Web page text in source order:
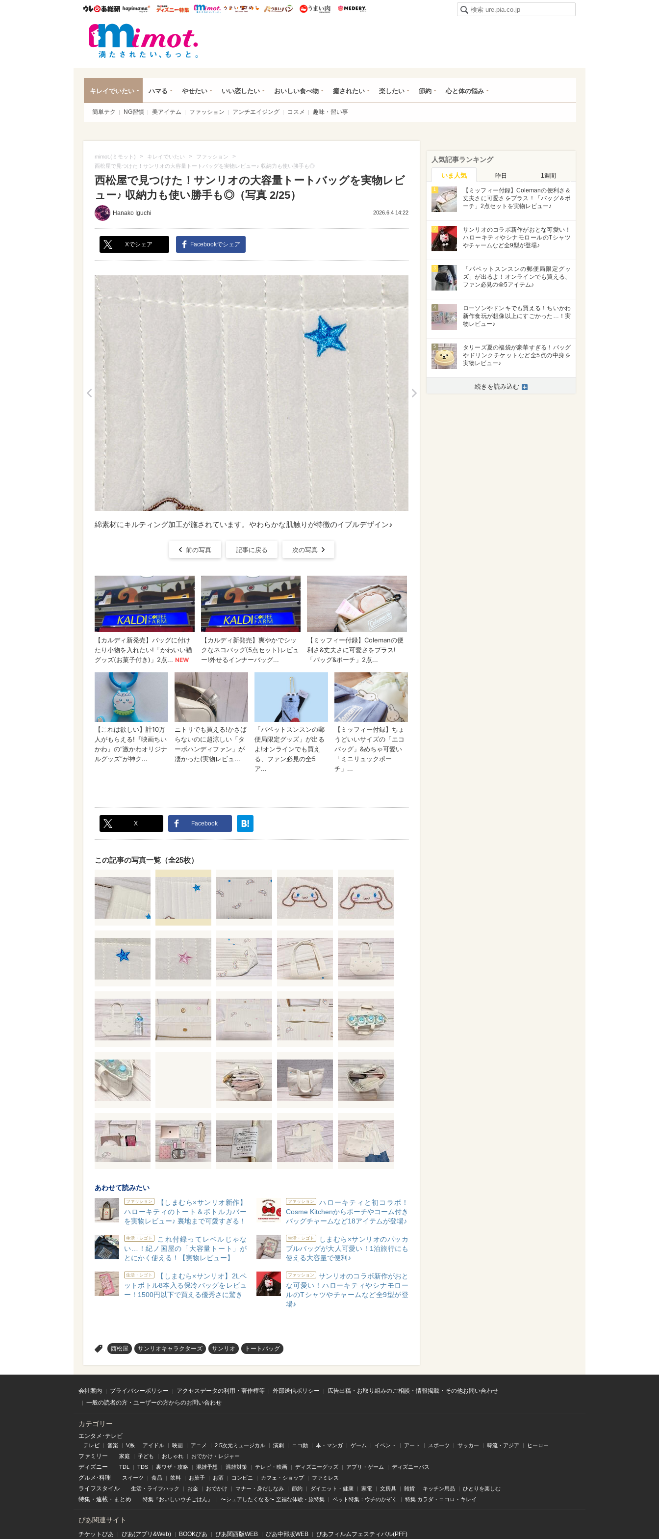
ウレぴあ総研ハピママ* ウレぴあ総研 ディズニー特集
mimot. うまいめし うまいパン うまい肉
キレイでいたい ハマる やせたい いい恋したい おいしい食べ物 癒されたい 楽したい 節約 心と体の悩み
簡単テク NG習慣 美アイテム ファッション アンチエイジング コスメ 趣味・習い事
mimot.(ミモット) > キレイでいたい > ファッション >
西松屋で見つけた！サンリオの大容量トートバッグを実物レビュー♪ 収納力も使い勝手も◎
西松屋で見つけた！サンリオの大容量トートバッグを実物レビ
ュー♪ 収納力も使い勝手も◎（写真 2/25）
Hanako Iguchi 2026.6.4 14:22
Xでシェア Facebookでシェア
綿素材にキルティング加工が施されています。やわらかな肌触りが特徴のイブルデザイン♪
前の写真 記事に戻る 次の写真
X Facebook
この記事の写真一覧（全25枚）
あわせて読みたい
ファッション
【しまむら×サンリオ新作】
ハローキティのトート＆ボトルカバー
を実物レビュー♪ 裏地まで可愛すぎる！
ファッション
ハローキティと初コラボ！
Cosme Kitchenからポーチやコーム付き
バッグチャームなど18アイテムが登場♪
生活・シゴト
これ付録ってレベルじゃな
い…！紀ノ国屋の「大容量トート」が
とにかく使える！【実物レビュー】
生活・シゴト
しまむら×サンリオのパッカ
ブルバッグが大人可愛い！1泊旅行にも
使える大容量で便利♪
生活・シゴト
【しまむら×サンリオ】2Lペ
ットボトル8本入る保冷バッグをレビュ
ー！1500円以下で買える優秀さに驚き
ファッション
サンリオのコラボ新作がおと
な可愛い！ハローキティやシナモロー
ルのTシャツやチャームなど全9型が登
場♪
西松屋 サンリオキャラクターズ サンリオ トートバッグ
人気記事ランキング
いま人気 昨日 1週間
1
【ミッフィー付録】Colemanの便利さ＆
丈夫さに可愛さをプラス！「バッグ＆ポ
ーチ」2点セットを実物レビュー♪
2
サンリオのコラボ新作がおとな可愛い！
ハローキティやシナモロールのTシャツ
やチャームなど全9型が登場♪
3
「パペットスンスンの郵便局限定グッ
ズ」が出るよ！オンラインでも買える、
ファン必見の全5アイテム♪
4
ローソンやドンキでも買える！ちいかわ
新作食玩が想像以上にすごかった…！実
物レビュー♪
5
タリーズ夏の福袋が豪華すぎる！バッグ
やドリンクチケットなど全5点の中身を
実物レビュー♪
続きを読み込む
会社案内 プライバシーポリシー アクセスデータの利用・著作権等 外部送信ポリシー
広告出稿・お取り組みのご相談・情報掲載・その他お問い合わせ
一般の読者の方・ユーザーの方からのお問い合わせ
カテゴリー
エンタメ･テレビ
テレビ 音楽 V系 アイドル 映画 アニメ 2.5次元ミュージカル 演劇 ニコ動 本・マンガ ゲーム イベント アート スポーツ サッカー 韓流・アジア ヒーロー
ファミリー 家庭 子ども おしゃれ おでかけ・レジャー
ディズニー TDL TDS 裏ワザ・攻略 混雑予想 混雑対策 テレビ・映画 ディズニーグッズ アプリ・ゲーム ディズニーパス
グルメ･料理 スイーツ 食品 飲料 お菓子 お酒 コンビニ カフェ・ショップ ファミレス
ライフスタイル 生活・ライフハック お金 おでかけ マナー・身だしなみ 節約 ダイエット・健康 家電 文房具 雑貨 キッチン用品 ひとりを楽しむ
特集 ・ 連載 ・ まとめ 特集『おいしいウチごはん』 〜シェアしたくなる〜 至福な体験・旅特集 ペット特集：ウチのかぞく 特集 カラダ・ココロ・キレイ
ぴあ関連サイト
チケットぴあ ぴあ(アプリ&Web) BOOKぴあ ぴあ関⻄版WEB ぴあ中部版WEB ぴあフィルムフェスティバル(PFF)